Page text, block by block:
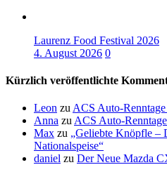
Laurenz Food Festival 2026
4. August 2026 0
Kürzlich veröffentlichte
Leon zu ACS Auto-
Anna zu ACS Auto-
Max zu „Geliebte Knöpfle –
Nationalspeise“
daniel zu Der Neue Mazda